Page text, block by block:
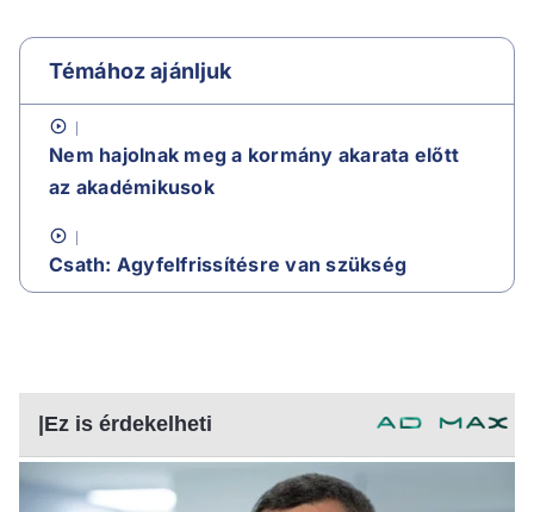
Témához ajánljuk
Nem hajolnak meg a kormány akarata előtt
az akadémikusok
Csath: Agyfelfrissítésre van szükség